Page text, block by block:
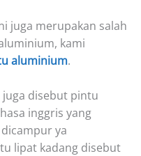
juga merupakan salah
kami
aluminium.
disebut pintu
inggris yang
ya
lipat kadang disebut